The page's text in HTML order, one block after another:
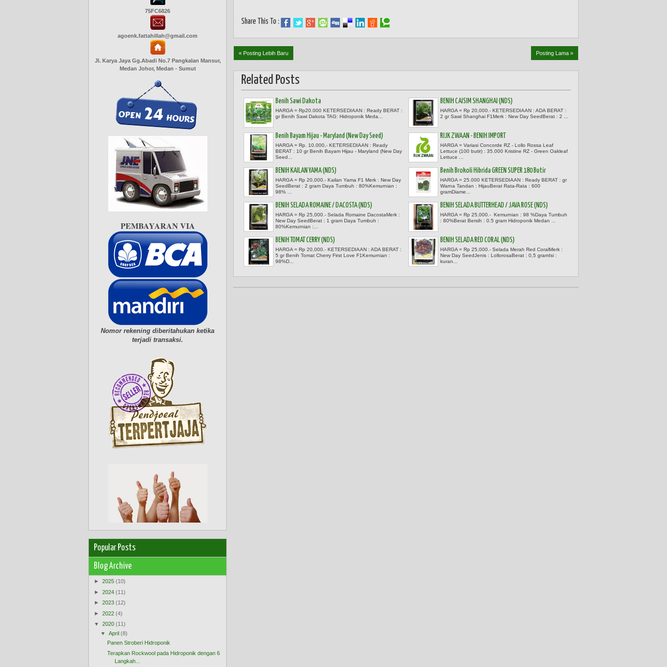
Share This To :
« Posting Lebih Baru Posting Lama »
Related Posts
Benih Sawi Dakota
HARGA = Rp20.000 KETERSEDIAAN : Ready BERAT :
gr Benih Sawi Dakota TAG: Hidroponik Meda...
BENIH CAISIM SHANGHAI (NDS)
HARGA = Rp 20,000.- KETERSEDIAAN : ADA BERAT :
2 gr Sawi Shanghai F1Merk : New Day SeedBerat : 2 ...
Benih Bayam Hijau - Maryland (New Day Seed)
HARGA = Rp. 10.000,- KETERSEDIAAN : Ready
BERAT : 10 gr Benih Bayam Hijau - Maryland (New Day
Seed...
RIJK ZWAAN - BENIH IMPORT
HARGA = Variasi Concorde RZ - Lollo Rossa Leaf
Lettuce (100 butir) : 35.000 Kristine RZ - Green Oakleaf
Lettuce ...
BENIH KAILAN YAMA (NDS)
HARGA = Rp 20,000.- Kailan Yama F1 Merk : New Day
SeedBerat : 2 gram Daya Tumbuh : 80%Kemurnian :
98% ...
Benih Brokoli Hibrida GREEN SUPER 180 Butir
HARGA = 25.000 KETERSEDIAAN : Ready BERAT : gr
Warna Tandan : HijauBerat Rata-Rata : 600
gramDiame...
BENIH SELADA ROMAINE / DACOSTA (NDS)
HARGA = Rp 25,000.- Selada Romaine DacostaMerk :
New Day SeedBerat : 1 gram Daya Tumbuh :
80%Kemurnian :...
BENIH SELADA BUTTERHEAD / JAVA ROSE (NDS)
HARGA = Rp 25,000.- Kemurnian : 98 %Daya Tumbuh
: 80%Berat Bersih : 0.5 gram Hidroponik Medan ...
BENIH TOMAT CERRY (NDS)
HARGA = Rp 20,000.- KETERSEDIAAN : ADA BERAT :
5 gr Benih Tomat Cherry First Love F1Kemurnian :
98%D...
BENIH SELADA RED CORAL (NDS)
HARGA = Rp 25,000.- Selada Merah Red CoralMerk :
New Day SeedJenis : LollorosaBerat : 0,5 gramIsi :
kuran...
75FC6826
agoenk.fattahillah@gmail.com
Jl. Karya Jaya Gg.Abadi No.7 Pangkalan Mansur,
Medan Johor, Medan - Sumut
PEMBAYARAN VIA
Nomor rekening diberitahukan ketika
terjadi transaksi.
Popular Posts
Blog Archive
► 2025 (10)
► 2024 (11)
► 2023 (12)
► 2022 (4)
▼
2020 (11)
▼
April (8)
Panen Stroberi Hidroponik
Terapkan Rockwool pada Hidroponik dengan 6
Langkah...